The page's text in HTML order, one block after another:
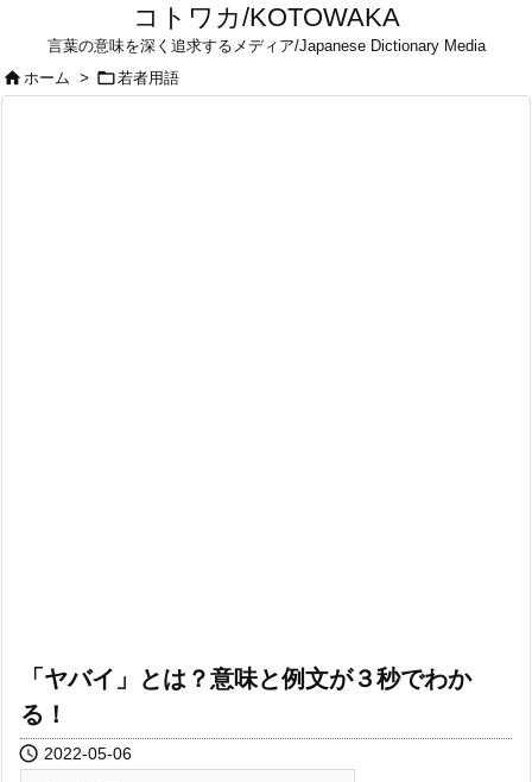
コトワカ/KOTOWAKA
言葉の意味を深く追求するメディア/Japanese Dictionary Media
ホーム > 若者用語
「ヤバイ」とは？意味と例文が３秒でわか
る！
 2022-05-06